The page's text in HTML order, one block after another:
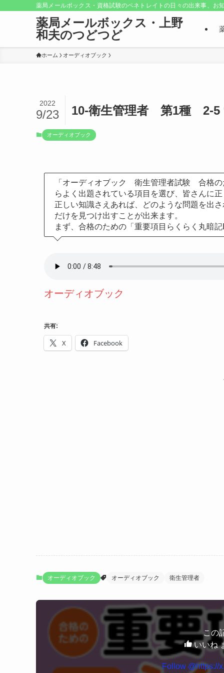
薬局メールボックス・資格試験のペネトレイトの日々の出来事、
薬局メールボックス・上野
和夫のつどつど
ホーム オーディオブック
10-衛生管理者 第1種 2-5
2022
9/23
オーディオブック
「オーディオブック 衛生管理者試験 合格
らよく出題されている項目を選び、皆さんに
正しい知識さえあれば、どのような問題を出
だけを見つけ出すことが出来ます。
まず、合格のための「重要項目らくらく丸暗
オーディオブック
共有:
X Facebook
オーディオブック オーディオブック 衛生管理者
この
いいね
Follow @https://